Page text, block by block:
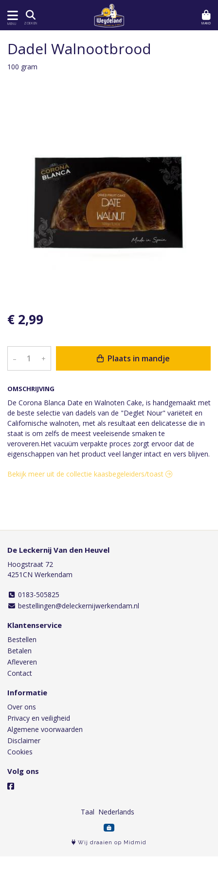
MENU ZOEKEN MAND
OMSCHRIJVING
De Corona Blanca Date en Walnoten Cake, is handgemaakt met
de beste selectie van dadels van de "Deglet Nour" variëteit en
Californische walnoten, met als resultaat een delicatesse die in
staat is om zelfs de meest veeleisende smaken te
veroveren.Het vacuüm verpakte proces zorgt ervoor dat de
eigenschappen van het product veel langer intact en vers blijven.
Dadel Walnootbrood
100 gram
€ 2,99
– + Plaats in mandje
Bekijk meer uit de collectie kaasbegeleiders/toast
De Leckernij Van den Heuvel
Hoogstraat 72
4251CN Werkendam
0183-505825
bestellingen@deleckernijwerkendam.nl
Klantenservice
Bestellen
Betalen
Afleveren
Contact
Informatie
Over ons
Privacy en veiligheid
Algemene voorwaarden
Disclaimer
Cookies
Volg ons
Taal
Wij draaien op Midmid